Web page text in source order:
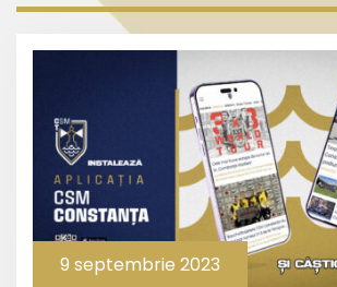
9 septembrie 2023